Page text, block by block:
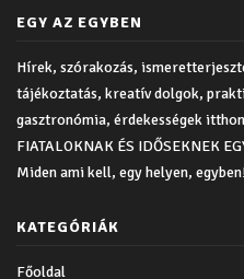
EGY AZ EGYBEN
Hírek, szórakozás,
tájékoztatás, kreatív dolgok,
gasztronómia, érdekességek
FIATALOKNAK ÉS IDŐSEKNEK
Miden ami kell, egy helyen,
KATEGÓRIÁK
Főoldal